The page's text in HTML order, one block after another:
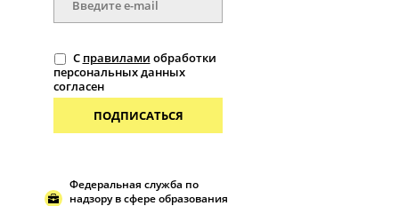
С правилами обработки
персональных данных
согласен
ПОДПИСАТЬСЯ
Федеральная служба по
надзору в сфере образования